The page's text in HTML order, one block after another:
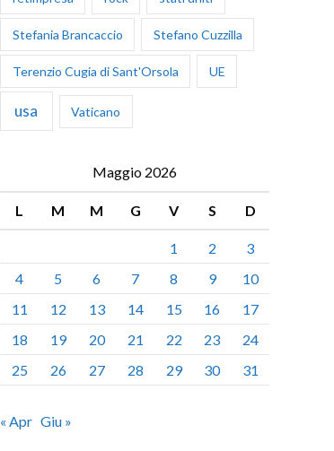
Stefania Brancaccio Stefano Cuzzilla
Terenzio Cugia di Sant'Orsola UE
usa Vaticano
Maggio 2026
L M M G V S D
1 2
3
4
5 6 7 8 9
10
11
12 13 14 15 16
17
18
19 20 21 22 23
24
25
26 27 28 29 30 31
« Apr Giu »